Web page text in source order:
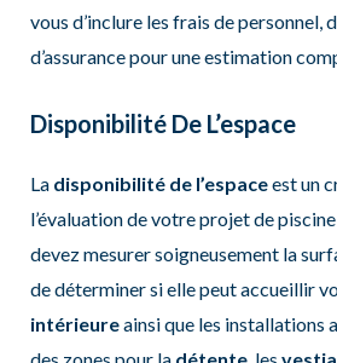
vous d’inclure les frais de personnel,
d’assurance pour une estimation
Disponibilité De L’espace
La disponibilité de l’espaceest un
l’évaluation de votre projet de
devez mesurer soigneusement la
de déterminer si elle peut accueillir
intérieureainsi que les installations